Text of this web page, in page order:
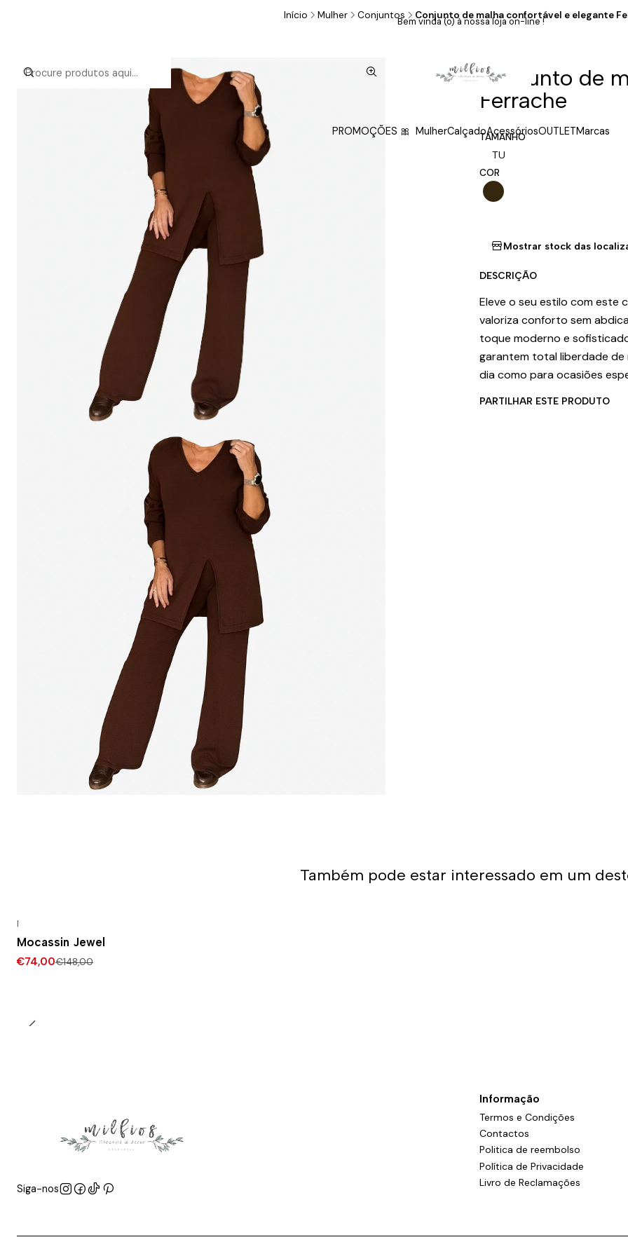
PROMOÇÕES 🎀 MulherCalçadoAcessóriosOUTLETMarcas
Bem vinda (o) à nossa loja on-line !
Início Mulher Conjuntos Conjunto de malha confortável e elegante
Conjunto de
Ferrache
TAMANHO
TU
COR
Mostrar stock das
DESCRIÇÃO
Eleve o seu estilo com este
valoriza conforto sem
toque moderno e
garantem total liberdade de
dia como para ocasiões
PARTILHAR ESTE PRODUTO
Também pode estar interessado em um
|
Mocassin Jewel
€74,00€148,00
Siga-nos
Informação
Termos e Condições
Contactos
Politica de reembolso
Política de Privacidade
Livro de Reclamações